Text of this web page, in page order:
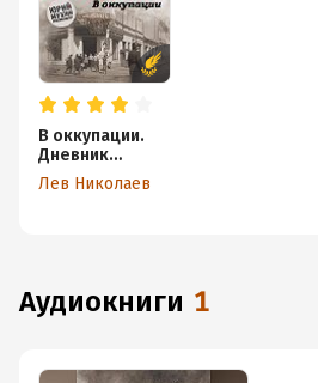
В оккупации.
Дневник
советского
профессора
Лев Николаев
аудиокниги 1